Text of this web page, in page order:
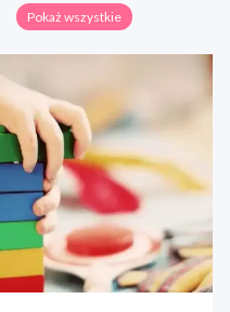
Pokaż wszystkie